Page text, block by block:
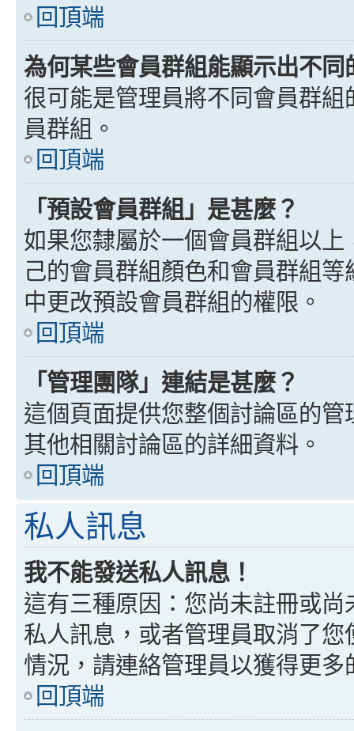
回頂端
為何某些會員群組能顯示出不同
很可能是管理員將不同會員群
員群組。
回頂端
「預設會員群組」是甚麼？
如果您隸屬於一個會員群組以
己的會員群組顏色和會員群組
中更改預設會員群組的權限。
回頂端
「管理團隊」連結是甚麼？
這個頁面提供您整個討論區的
其他相關討論區的詳細資料。
回頂端
私人訊息
我不能發送私人訊息！
這有三種原因：您尚未註冊或
私人訊息，或者管理員取消了
情況，請連絡管理員以獲得更多
回頂端